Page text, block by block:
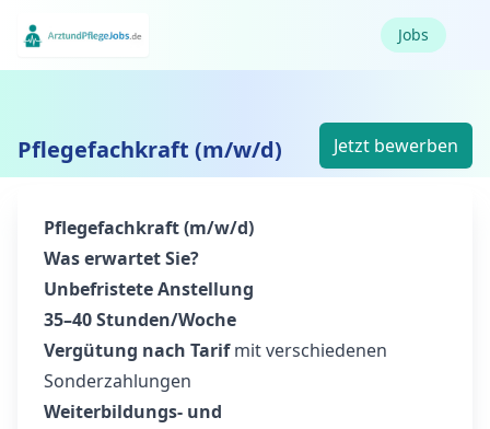
Jobs
Pflegefachkraft (m/w/d) Jetzt bewerben
Pflegefachkraft (m/w/d)
Was erwartet Sie?
Unbefristete Anstellung
35–40 Stunden/Woche
Vergütung nach Tarifmit verschiedenen
Sonderzahlungen
Weiterbildungs- und